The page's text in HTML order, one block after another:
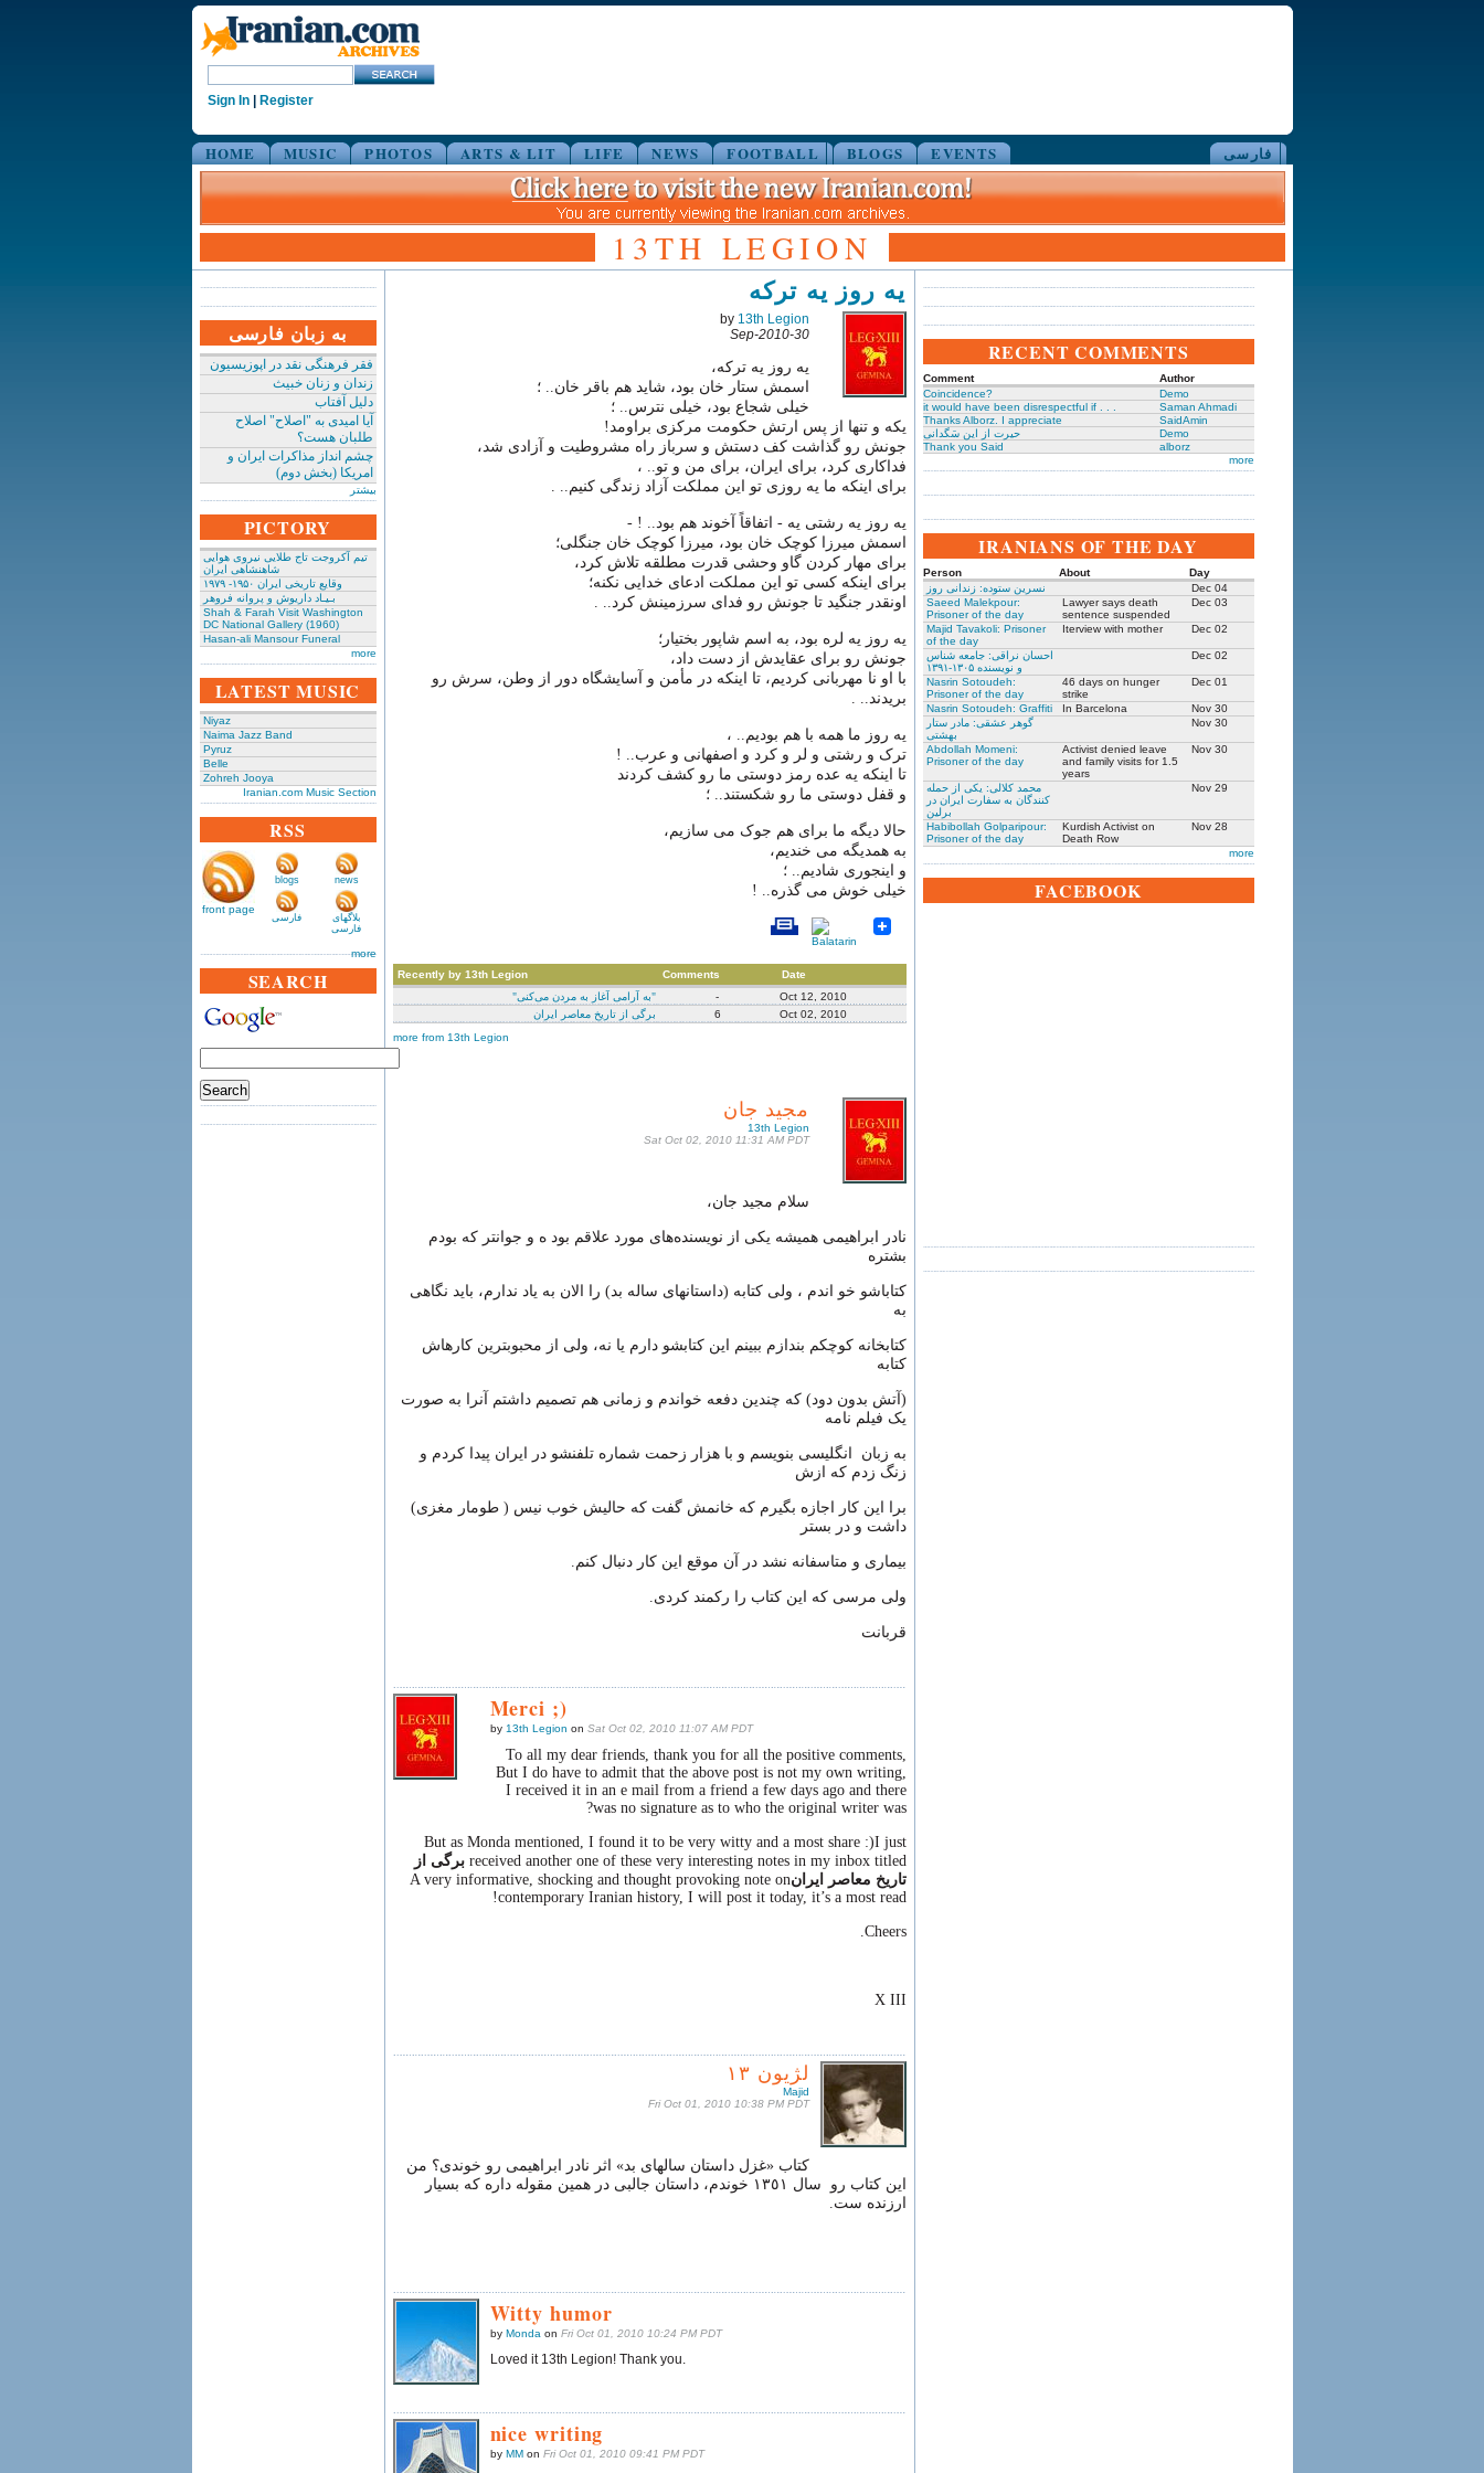
Sign In| Register
HOME MUSIC PHOTOS ARTS & LIT LIFE NEWS FOOTBALL BLOGS EVENTS فارسی
13TH LEGION
به زبان فارسی
فقر فرهنگی نقد در اپوزیسیون
زندان و زنان خبیث
دلیل آفتاب
آیا امیدی به "اصلاح" اصلاح
طلبان هست؟
چشم انداز مذاکرات ایران و
امریکا (بخش دوم)
بیشتر
PICTORY
تیم آکروجت تاج طلایی نیروی هوایی
شاهنشاهی ایران
وقایع تاریخی‌ ایران ۱۹۵۰- ۱۹۷۹
بـیـاد داریوش و پروانه فروهر
Shah & Farah Visit Washington
DC National Gallery (1960)
Hasan-ali Mansour Funeral
more
LATEST MUSIC
Niyaz
Naima Jazz Band
Pyruz
Belle
Zohreh Jooya
Iranian.com Music Section
RSS
front page
blogs news
فارسی
بلاگهای
فارسی
more
SEARCH
یه روز یه ترکه
by 13th Legion
30-Sep-2010
یه روز یه ترکه،
اسمش ستار خان بود، شاید هم باقر خان.. ؛
خیلی شجاع بود، خیلی نترس.. ؛
یکه و تنها از پس ارتش حکومت مرکزی براومد!
جونش رو گذاشت کف دستش و سرباز راه مشروطیت و آزادی شد،
فداکاری کرد، برای ایران، برای من و تو.. ،
برای اینکه ما یه روزی تو این مملکت آزاد زندگی کنیم.. .
یه روز یه رشتی یه - اتفاقاً آخوند هم بود.. ! -
اسمش میرزا کوچک خان بود، میرزا کوچک خان جنگلی؛
برای مهار کردن گاو وحشی قدرت مطلقه تلاش کرد،
برای اینکه کسی تو این مملکت ادعای خدایی نکنه؛
اونقدر جنگید تا جونش رو فدای سرزمینش کرد.. .
یه روز یه لره بود، به اسم شاپور بختیار؛
جونش رو برای عقایدش از دست داد،
با او نا مهربانی کردیم، تا اینکه در مأمن و آسایشگاه دور از وطن، سرش رو
بریدند.. .
یه روز ما همه با هم بودیم.. ،
ترک و رشتی و لر و كرد و اصفهانی و عرب.. !
تا اینکه یه عده رمز دوستی ما رو کشف کردند
و قفل دوستی ما رو شکستند.. ؛
حالا دیگه ما برای هم جوک می سازیم،
به همدیگه می خندیم،
و اینجوری شادیم.. ؛
خیلی خوش می گذره.. !
Recently by 13th Legion Comments
Date
"به آرامی آغاز به مردن می‌كنی"
-
Oct 12, 2010
برگی از تاریخ معاصر ایران
6
Oct 02, 2010
more from 13th Legion
مجید جان
13th Legion
Sat Oct 02, 2010 11:31 AM PDT
سلام مجید جان،
نادر ابراهیمی همیشه یکی‌ از نویسنده‌های مورد علاقم بود ه و جوانتر که بودم
بشتره
کتاباشو خو اندم ، ولی‌ کتابه (داستانهای ساله بد) را الان به یاد ندارم، باید نگاهی‌
به‌
کتابخانه کوچکم بندازم ببینم این کتابشو دارم یا نه، ولی‌ از محبوبترین کارهاش
کتابه
(آتش بدون دود) که چندین دفعه خواندم و زمانی‌ هم تصمیم داشتم آنرا به صورت
یک فیلم نامه
به زبان انگلیسی بنویسم و با هزار زحمت شماره تلفنشو در ایران پیدا کردم و
زنگ زدم که ازش
برا این کار اجازه بگیرم که خانمش گفت که حالیش خوب نیس ( طومار مغزی)
داشت و در بستر
بیماری و متاسفانه نشد در آن موقع این کار دنبال کنم.
ولی‌ مرسی‌ که این کتاب را رکمند کردی.
قربانت
Merci ;)
by 13th Legion on Sat Oct 02, 2010 11:07 AM PDT
To all my dear friends, thank you for all the positive comments,
But I do have to admit that the above post is not my own writing,
I received it in an e mail from a friend a few days ago and there
was no signature as to who the original writer was?
But as Monda mentioned, I found it to be very witty and a most share :)I just
received another one of these very interesting notes in my inbox titled برگی از
تاریخ معاصر ایرانA very informative, shocking and thought provoking note on
contemporary Iranian history, I will post it today, it’s a most read!
Cheers.
X III
لژیون ١٣
Majid
Fri Oct 01, 2010 10:38 PM PDT
کتاب «غزل داستان سالهای بد» اثر نادر ابراهیمی رو خوندی؟ من
این کتاب رو سال ١٣٥١ خوندم، داستان جالبی در همین مقوله داره که بسیار
ارزنده ست.
Witty humor
by Monda on Fri Oct 01, 2010 10:24 PM PDT
Loved it 13th Legion! Thank you.
nice writing
by MMon Fri Oct 01, 2010 09:41 PM PDT
RECENT COMMENTS
Comment
Author
Coincidence?
Demo
it would have been disrespectful if . . .
Saman Ahmadi
Thanks Alborz. I appreciate
SaidAmin
حیرت از این سَگدانی
Demo
Thank you Said
alborz
more
IRANIANS OF THE DAY
Person About
Day
نسرین ستوده: زندانی روز
Dec 04
Saeed Malekpour:
Prisoner of the day
Lawyer says death
sentence suspended
Dec 03
Majid Tavakoli: Prisoner
of the day
Iterview with mother Dec 02
احسان نراقی: جامعه شناس
و نویسنده ۱۳۰۵-۱۳۹۱
Dec 02
Nasrin Sotoudeh:
Prisoner of the day
46 days on hunger
strike
Dec 01
Nasrin Sotoudeh: Graffiti In Barcelona
Nov 30
گوهر عشقی: مادر ستار
بهشتی
Nov 30
Abdollah Momeni:
Prisoner of the day
Activist denied leave
and family visits for 1.5
years
Nov 30
محمد کلالی: یکی از حمله
کنندگان به سفارت ایران در
برلین
Nov 29
Habibollah Golparipour:
Prisoner of the day
Kurdish Activist on
Death Row
Nov 28
more
FACEBOOK